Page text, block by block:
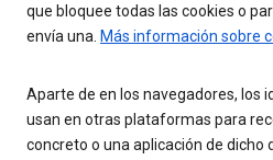
que bloquee todas las cookies o
envía una. Más información sobre
Aparte de en los navegadores, los
usan en otras plataformas para
concreto o una aplicación de dicho